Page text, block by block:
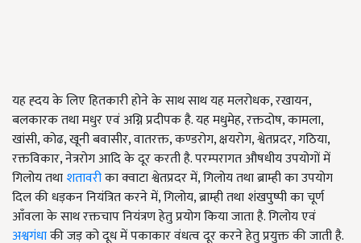
यह ह्दय के लिए हितकारी होने के साथ साथ यह मलरोधक, रखायन,
बलकारक तथा मधुर एवं अग्नि प्रदीपक है. यह मधुमेह, रक्तदोष, कामला,
खांसी, कोढ, खूनी बवासीर, वातरक्त, कण्डरोग, क्षयरोग, श्वेतप्रदर, गठिया,
रक्तविकार, नेत्ररोग आदि के दूर करती है. परम्परागत औषधीय उपयोगों में
गिलोय तथाशतावरीका क्वाटा श्वेतप्रदर में, गिलोय तथा ब्राम्ही का उपयोग
दिल की धड़कन नियंत्रित करने में, गिलोय, ब्राम्ही तथा शंखपुष्पी का चूर्ण
आँवला के साथ रक्तचाप नियंत्रण हेतु प्रयोग किया जाता है. गिलोय एवं
अश्वगंधाकी जड़ को दूध में पकाकार वंधत्व दूर करने हेतु प्रयुक्त की जाती है.